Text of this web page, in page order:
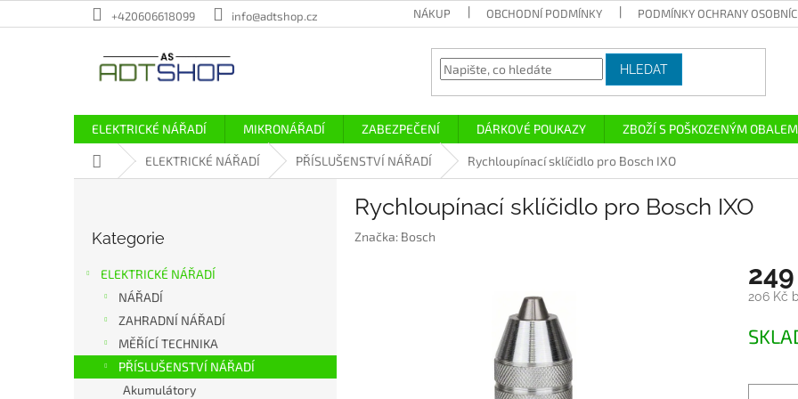
na
+420606618099 info@adtshop.cz NÁKUP OBCHODNÍ PODMÍNKY PODMÍNKY OCHRANY
HLEDAT
ELEKTRICKÉ NÁŘADÍ MIKRONÁŘADÍ ZABEZPEČENÍ DÁRKOVÉ POUKAZY ZBOŽÍ S POŠKOZENÝM OBALEM
Domů ELEKTRICKÉ NÁŘADÍ PŘÍSLUŠENSTVÍ NÁŘADÍ Rychloupínací sklíčidlo pro Bosch IXO
a
kategorie
Kategorie
ELEKTRICKÉ NÁŘADÍ
NÁŘADÍ
ZAHRADNÍ NÁŘADÍ
MĚŘÍCÍ TECHNIKA
PŘÍSLUŠENSTVÍ NÁŘADÍ
Akumulátory
Rychloupínací sklíčidlo pro Bosch IXO
Značka: Bosch
206 Kč
cena: